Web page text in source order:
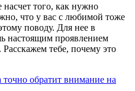
того, как нужно
что у вас с любимой тоже
поводу. Для нее в
настоящим проявлением
тебе, почему это